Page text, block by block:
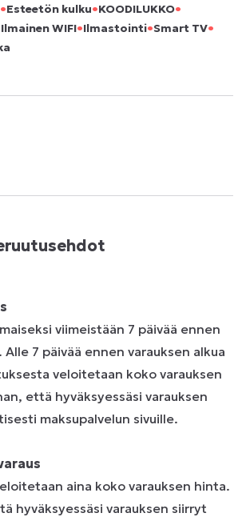
•Esteetön kulku•KOODILUKKO•
Ilmainen WIFI•Ilmastointi•Smart TV•
viimeistään 7 päivää ennen
Alle 7 päivää ennen varauksen alkua
veloitetaan koko varauksen
että hyväksyessäsi varauksen
maksupalvelun sivuille.
aina koko varauksen hinta.
hyväksyessäsi varauksen siirryt